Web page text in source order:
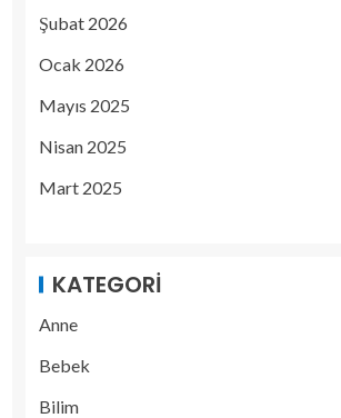
Şubat 2026
Ocak 2026
Mayıs 2025
Nisan 2025
Mart 2025
KATEGORI
Anne
Bebek
Bilim